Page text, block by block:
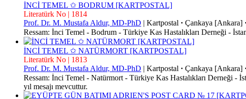
İNCİ TEMEL ✩ BODRUM [KARTPOSTAL]
Literatürk No | 1814
Prof. Dr. M. Mustafa Aldur, MD-PhD | Kartpostal · Çankaya [Ankara] ·
Ressam: İnci Temel - Bodrum - Türkiye Kas Hastalıkları Derneği -
İNCİ TEMEL ✩ NATÜRMORT [KARTPOSTAL]
Literatürk No | 1813
Prof. Dr. M. Mustafa Aldur, MD-PhD | Kartpostal · Çankaya [Ankara] ·
Ressam: İnci Temel - Natürmort - Türkiye Kas Hastalıkları Derneği
yıl mesajı mevcuttur.